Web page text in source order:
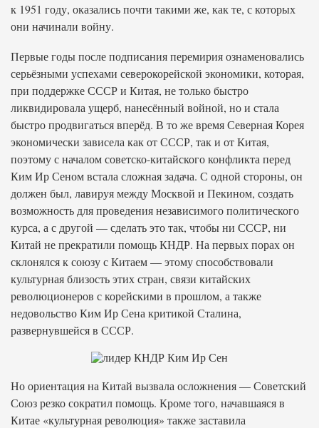
к 1951 году, оказались почти такими же, как те, с которых
они начинали войну.
Первые годы после подписания перемирия ознаменовались
серьёзными успехами северокорейской экономики, которая,
при поддержке СССР и Китая, не только быстро
ликвидировала ущерб, нанесённый войной, но и стала
быстро продвигаться вперёд. В то же время Северная Корея
экономически зависела как от СССР, так и от Китая,
поэтому с началом советско-китайского конфликта перед
Ким Ир Сеном встала сложная задача. С одной стороны, он
должен был, лавируя между Москвой и Пекином, создать
возможность для проведения независимого политического
курса, а с другой — сделать это так, чтобы ни СССР, ни
Китай не прекратили помощь КНДР. На первых порах он
склонялся к союзу с Китаем — этому способствовали
культурная близость этих стран, связи китайских
революционеров с корейскими в прошлом, а также
недовольство Ким Ир Сена критикой Сталина,
развернувшейся в СССР.
Но ориентация на Китай вызвала осложнения — Советский
Союз резко сократил помощь. Кроме того, начавшаяся в
Китае «культурная революция» также заставила